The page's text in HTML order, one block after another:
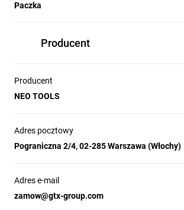
Paczka
Producent
Producent
NEO TOOLS
Adres pocztowy
Pograniczna 2/4, 02-285 Warszawa (Włochy)
Adres e-mail
zamow@gtx-group.com